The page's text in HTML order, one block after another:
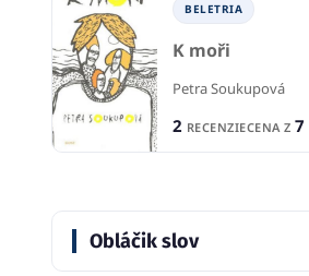
BELETRIA
K moři
Petra Soukupová
2 RECENZIECENA Z 7
Obláčik slov